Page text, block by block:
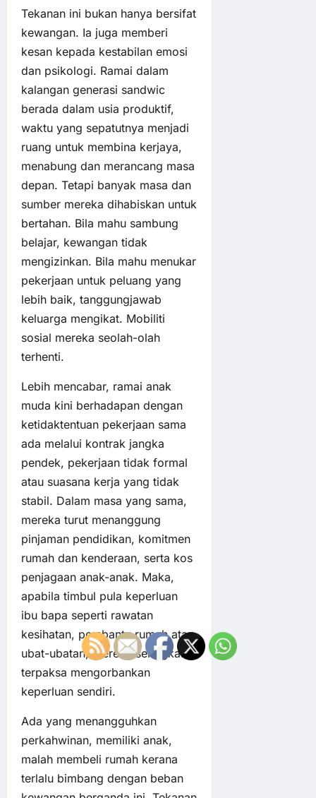
Tekanan ini bukan hanya bersifat
kewangan. Ia juga memberi
kesan kepada kestabilan emosi
dan psikologi. Ramai dalam
kalangan generasi sandwic
berada dalam usia produktif,
waktu yang sepatutnya menjadi
ruang untuk membina kerjaya,
menabung dan merancang masa
depan. Tetapi banyak masa dan
sumber mereka dihabiskan untuk
bertahan. Bila mahu sambung
belajar, kewangan tidak
mengizinkan. Bila mahu menukar
pekerjaan untuk peluang yang
lebih baik, tanggungjawab
keluarga mengikat. Mobiliti
sosial mereka seolah-olah
terhenti.
Lebih mencabar, ramai anak
muda kini berhadapan dengan
ketidaktentuan pekerjaan sama
ada melalui kontrak jangka
pendek, pekerjaan tidak formal
atau suasana kerja yang tidak
stabil. Dalam masa yang sama,
mereka turut menanggung
pinjaman pendidikan, komitmen
rumah dan kenderaan, serta kos
penjagaan anak-anak. Maka,
apabila timbul pula keperluan
ibu bapa seperti rawatan
kesihatan, pembantu rumah atau
ubat-ubatan, mereka seringkali
terpaksa mengorbankan
keperluan sendiri.
Ada yang menangguhkan
perkahwinan, memiliki anak,
malah membeli rumah kerana
terlalu bimbang dengan beban